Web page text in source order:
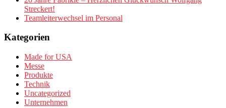
Streckert!
Teamleiterwechsel im Personal
Kategorien
Made for USA
Messe
Produkte
Technik
Uncategorized
Unternehmen